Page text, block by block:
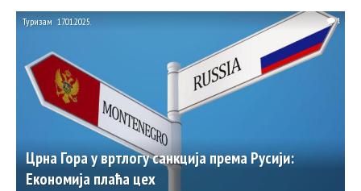
Црна Гора у вртлогу санкција према Русији:
Економија плаћа цех
Туризам 17.01.2025. 1